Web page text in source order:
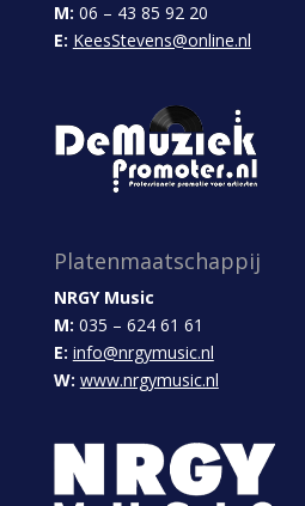
M: 06 – 43 85 92 20
E: KeesStevens@online.nl
Platenmaatschappij
NRGY Music
M: 035 – 624 61 61
E: info@nrgymusic.nl
W: www.nrgymusic.nl